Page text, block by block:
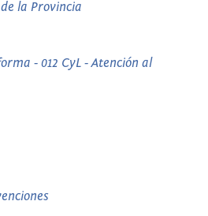
la Provincia
- 012 CyL - Atención al